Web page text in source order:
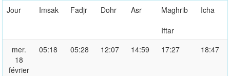
Jour Imsak Fadjr Dohr Asr
Maghrib
Iftar
Icha
mer.
18
février
05:18 05:28 12:07 14:59 17:27 18:47